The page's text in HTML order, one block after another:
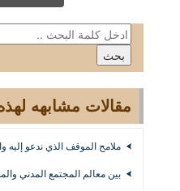
مقالات مشابهه
ملامح الموقف الذي ندعو إليه
بين معالم المجتمع المدني